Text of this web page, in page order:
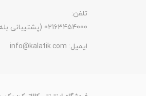
تلفن:
(پشتیبانی بله، ایتا و روبیکا 09039801402) 02163454000
ایمیل: info@kalatik.com